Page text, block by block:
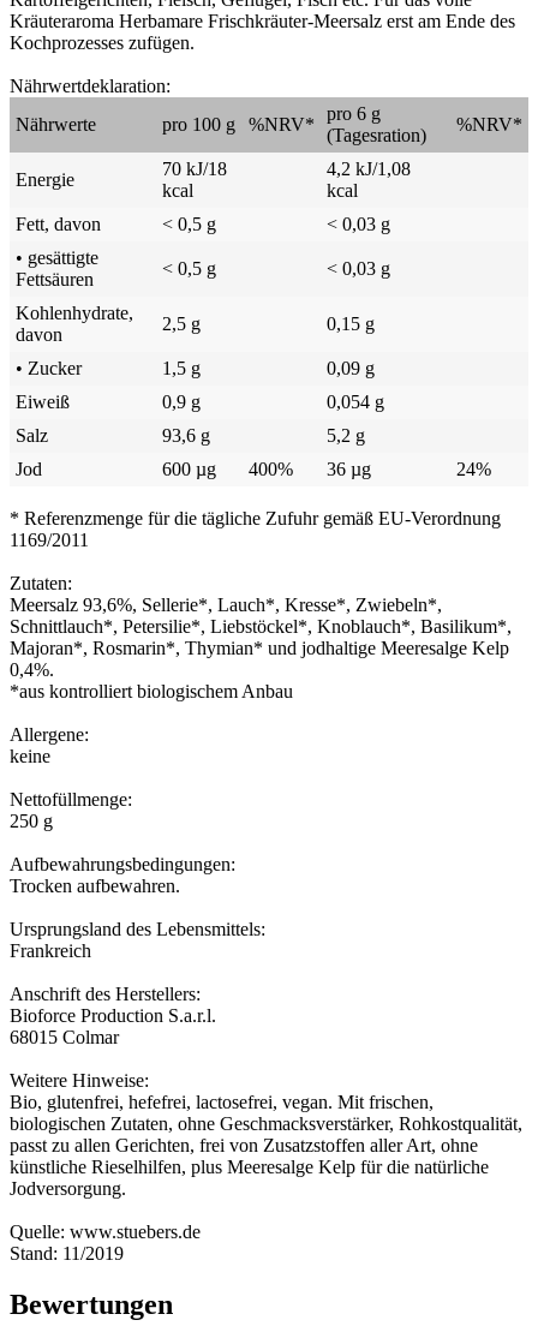
Kräuteraroma Herbamare Frischkräuter-Meersalz erst am Ende des
Kochprozesses zufügen.
Nährwertdeklaration:
Nährwerte
pro 100 g %NRV*
pro 6 g
(Tagesration)
%NRV*
Energie
70 kJ/18
kcal
4,2 kJ/1,08
kcal
Fett, davon
< 0,5 g
< 0,03 g
• gesättigte
Fettsäuren
< 0,5 g < 0,03 g
Kohlenhydrate,
davon
2,5 g 0,15 g
• Zucker 1,5 g
0,09 g
Eiweiß
0,9 g
0,054 g
Salz
93,6 g
5,2 g
Jod
600 µg 400% 36 µg 24%
* Referenzmenge für die tägliche Zufuhr gemäß EU-Verordnung
1169/2011
Zutaten:
Meersalz 93,6%, Sellerie*, Lauch*, Kresse*, Zwiebeln*,
Schnittlauch*, Petersilie*, Liebstöckel*, Knoblauch*, Basilikum*,
Majoran*, Rosmarin*, Thymian* und jodhaltige Meeresalge Kelp
0,4%.
*aus kontrolliert biologischem Anbau
Allergene:
keine
Nettofüllmenge:
250 g
Aufbewahrungsbedingungen:
Trocken aufbewahren.
Ursprungsland des Lebensmittels:
Frankreich
Anschrift des Herstellers:
Bioforce Production S.a.r.l.
68015 Colmar
Weitere Hinweise:
Bio, glutenfrei, hefefrei, lactosefrei, vegan. Mit frischen,
biologischen Zutaten, ohne Geschmacksverstärker, Rohkostqualität,
passt zu allen Gerichten, frei von Zusatzstoffen aller Art, ohne
künstliche Rieselhilfen, plus Meeresalge Kelp für die natürliche
Jodversorgung.
Quelle: www.stuebers.de
Stand: 11/2019
Bewertungen